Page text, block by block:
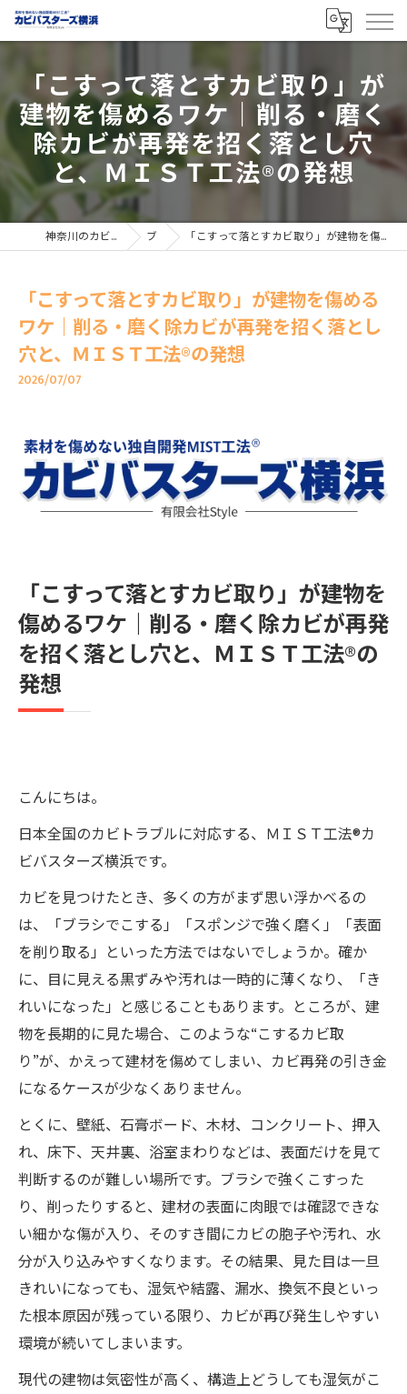
「こすって落とすカビ取り」が
建物を傷めるワケ｜削る・磨く
除カビが再発を招く落とし穴
と、ＭＩＳＴ工法®の発想
神奈川のカビ取りならカビバスターズ横浜 ブログ 「こすって落とすカビ取り」が建物を傷めるワケ｜削る・磨く除カビが再発を招く落とし穴と、ＭＩＳＴ工法®の発想
「こすって落とすカビ取り」が建物を傷める
ワケ｜削る・磨く除カビが再発を招く落とし
穴と、ＭＩＳＴ工法®の発想
2026/07/07
「こすって落とすカビ取り」が建物を
傷めるワケ｜削る・磨く除カビが再発
を招く落とし穴と、ＭＩＳＴ工法®の
発想
こんにちは。
日本全国のカビトラブルに対応する、ＭＩＳＴ工法®カ
ビバスターズ横浜です。
カビを見つけたとき、多くの方がまず思い浮かべるの
は、「ブラシでこする」「スポンジで強く磨く」「表面
を削り取る」といった方法ではないでしょうか。確か
に、目に見える黒ずみや汚れは一時的に薄くなり、「き
れいになった」と感じることもあります。ところが、建
物を長期的に見た場合、このような“こするカビ取
り”が、かえって建材を傷めてしまい、カビ再発の引き金
になるケースが少なくありません。
とくに、壁紙、石膏ボード、木材、コンクリート、押入
れ、床下、天井裏、浴室まわりなどは、表面だけを見て
判断するのが難しい場所です。ブラシで強くこすった
り、削ったりすると、建材の表面に肉眼では確認できな
い細かな傷が入り、そのすき間にカビの胞子や汚れ、水
分が入り込みやすくなります。その結果、見た目は一旦
きれいになっても、湿気や結露、漏水、換気不良といっ
た根本原因が残っている限り、カビが再び発生しやすい
環境が続いてしまいます。
現代の建物は気密性が高く、構造上どうしても湿気がこ